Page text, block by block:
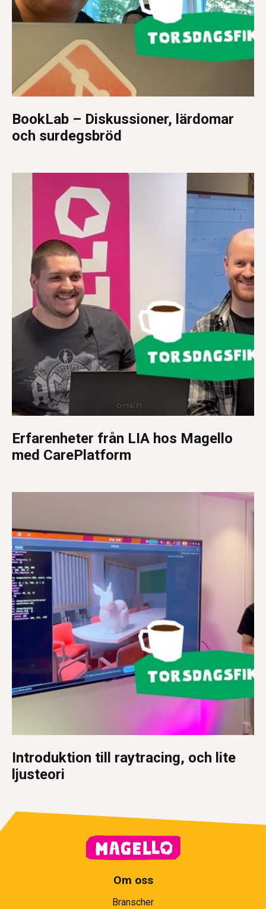
BookLab – Diskussioner, lärdomar
och surdegsbröd
Erfarenheter från LIA hos Magello
med CarePlatform
Introduktion till raytracing, och lite
ljusteori
Om oss
Branscher